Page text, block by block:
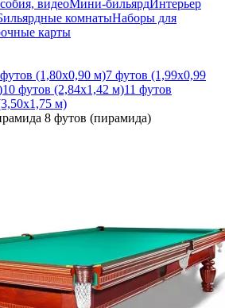
видеоМини-бильярдИнтерьер
комнатыНаборы для
карты
(1,80х0,90 м)7 футов (1,99х0,99
10 футов (2,84х1,42 м)11 футов
м)
8 футов (пирамида)